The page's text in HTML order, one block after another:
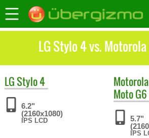
LG Stylo 4 vs.
LGStylo 4
6.2"
(2160x1080)
IPS LCD
Motorola
Moto G6
5.7"
IPS